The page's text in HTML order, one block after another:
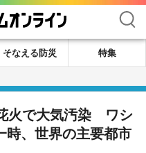
検索
そなえる防災
特集
火で大気汚染 ワシ
、世界の主要都市